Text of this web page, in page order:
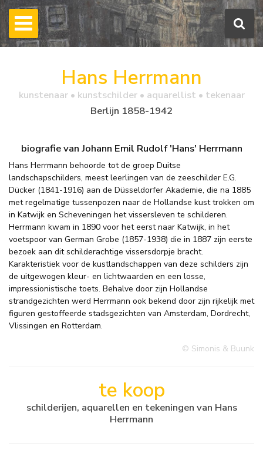
Hans Herrmann
kunstenaar • kunstschilder • aquarellist • tekenaar
Berlijn 1858-1942
biografie van Johann Emil Rudolf 'Hans' Herrmann
Hans Herrmann behoorde tot de groep Duitse
landschapschilders, meest leerlingen van de zeeschilder E.G.
Dücker (1841-1916) aan de Düsseldorfer Akademie, die na 1885
met regelmatige tussenpozen naar de Hollandse kust trokken om
in Katwijk en Scheveningen het vissersleven te schilderen.
Herrmann kwam in 1890 voor het eerst naar Katwijk, in het
voetspoor van German Grobe (1857-1938) die in 1887 zijn eerste
bezoek aan dit schilderachtige vissersdorpje bracht.
Karakteristiek voor de kustlandschappen van deze schilders zijn
de uitgewogen kleur- en lichtwaarden en een losse,
impressionistische toets. Behalve door zijn Hollandse
strandgezichten werd Herrmann ook bekend door zijn rijkelijk met
figuren gestoffeerde stadsgezichten van Amsterdam, Dordrecht,
Vlissingen en Rotterdam.
© Simonis & Buunk
te koop
schilderijen, aquarellen en tekeningen van Hans
Herrmann